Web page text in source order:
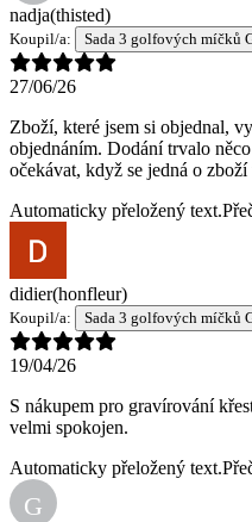
nadja(thisted)
Koupil/a: Sada 3 golfových míčků
27/06/26
Zboží, které jsem si objednal,
objednáním. Dodání trvalo
očekávat, když se jedná o
Automaticky přeložený text.
didier(honfleur)
Koupil/a: Sada 3 golfových míčků
19/04/26
S nákupem pro gravírování
velmi spokojen.
Automaticky přeložený text.
G